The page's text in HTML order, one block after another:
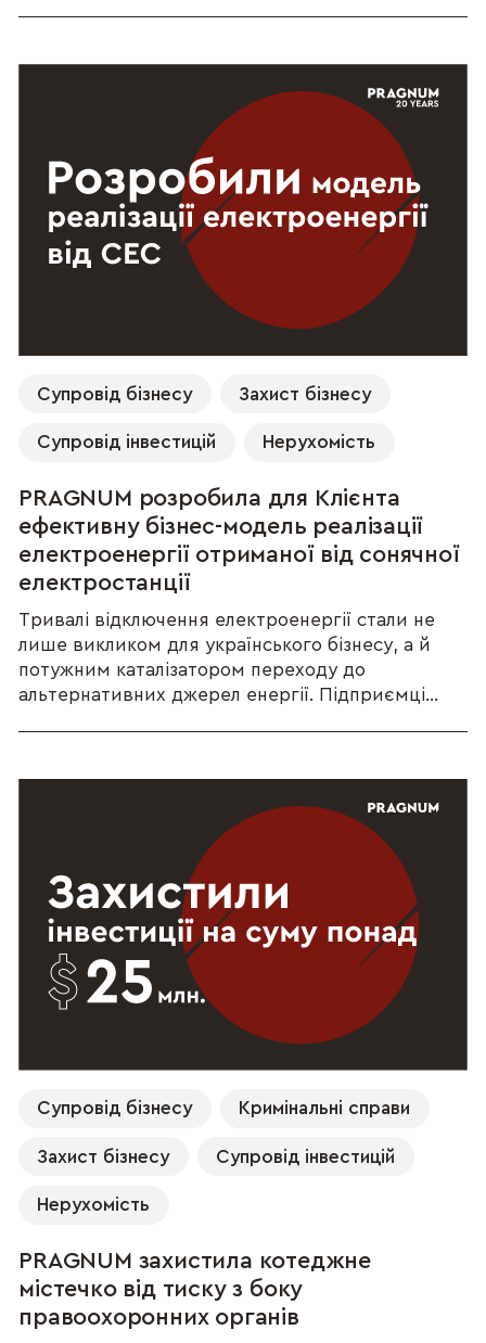
Супровід бізнесу Захист бізнесу
Супровід інвестицій Нерухомість
PRAGNUM розробила для Клієнта
ефективну бізнес-модель реалізації
електроенергії отриманої від сонячної
електростанції
Тривалі відключення електроенергії стали не
лише викликом для українського бізнесу, а й
потужним каталізатором переходу до
альтернативних джерел енергії. Підприємці...
Супровід бізнесу Кримінальні справи
Захист бізнесу Супровід інвестицій
Нерухомість
PRAGNUM захистила котеджне
містечко від тиску з боку
правоохоронних органів